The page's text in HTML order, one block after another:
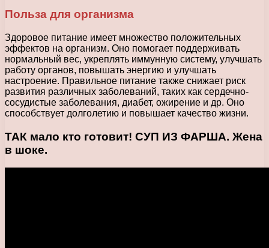
Польза для организма
Здоровое питание имеет множество положительных
эффектов на организм. Оно помогает поддерживать
нормальный вес, укреплять иммунную систему, улучшать
работу органов, повышать энергию и улучшать
настроение. Правильное питание также снижает риск
развития различных заболеваний, таких как сердечно-
сосудистые заболевания, диабет, ожирение и др. Оно
способствует долголетию и повышает качество жизни.
ТАК мало кто готовит! СУП ИЗ ФАРША. Жена
в шоке.